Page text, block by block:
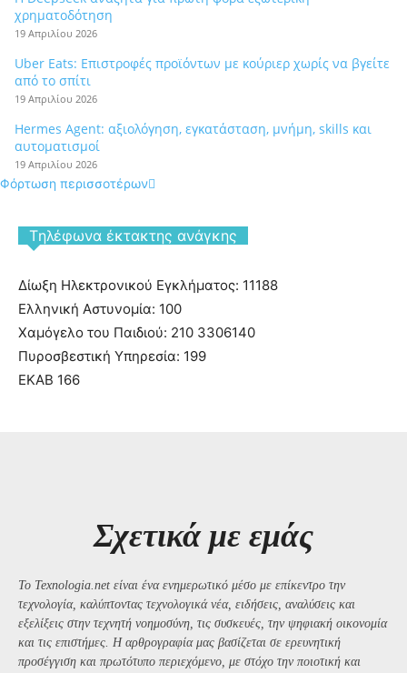
χρηματοδότηση
19 Απριλίου 2026
Uber Eats: Επιστροφές προϊόντων με κούριερ χωρίς να βγείτε
από το σπίτι
19 Απριλίου 2026
Hermes Agent: αξιολόγηση, εγκατάσταση, μνήμη, skills και
αυτοματισμοί
19 Απριλίου 2026
Φόρτωση περισσοτέρων
Tηλέφωνα έκτακτης ανάγκης
Δίωξη Ηλεκτρονικού Εγκλήματος: 11188
Ελληνική Αστυνομία: 100
Χαμόγελο του Παιδιού: 210 3306140
Πυροσβεστική Υπηρεσία: 199
ΕΚΑΒ 166
Σχετικά με εμάς
Το Texnologia.net είναι ένα ενημερωτικό μέσο με επίκεντρο την
τεχνολογία, καλύπτοντας τεχνολογικά νέα, ειδήσεις, αναλύσεις και
εξελίξεις στην τεχνητή νοημοσύνη, τις συσκευές, την ψηφιακή οικονομία
και τις επιστήμες. Η αρθρογραφία μας βασίζεται σε ερευνητική
προσέγγιση και πρωτότυπο περιεχόμενο, με στόχο την ποιοτική και